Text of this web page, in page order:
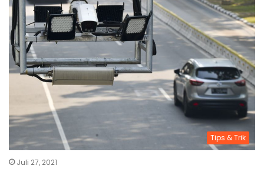
Tips & Trik
Juli 27, 2021